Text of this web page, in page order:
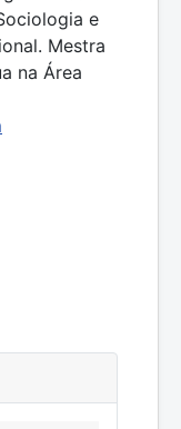
e
Mestra
na Área